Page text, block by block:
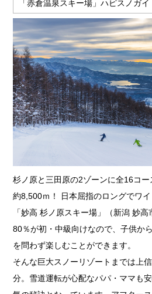
「赤倉温泉スキー場」ハピスノガ
杉ノ原と三田原の2ゾーンに全16コ
約8,500ｍ！ 日本屈指のロングでワ
「妙高 杉ノ原スキー場」（新潟 妙
80％が初・中級向けなので、子供か
を問わず楽しむことができます。
そんな巨大スノーリゾートまでは上
分。雪道運転が心配なパパ・ママも